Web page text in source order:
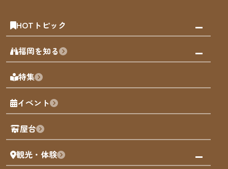
HOTトピック
みんなの旅行記
天神エリア
博多旧市街
福岡城
歴史・文化
福岡を知る
福岡の見どころ
福岡の魅力
観光カレンダー
観光PR動画
まち歩き
福岡グルメ
特集
イベント
屋台
観光・体験